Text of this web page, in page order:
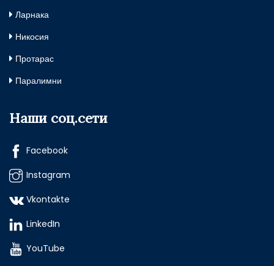
Ларнака
Никосия
Протарас
Паралимни
Наши соц.сети
Facebook
Instagram
Vkontakte
LinkedIn
YouTube